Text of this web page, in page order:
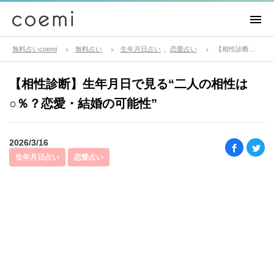
無料占いcoemi 無料占い 生年月日占い 恋愛占い
【相性診断】生年月日で見る“二人の相性は
○％？恋愛・結婚の可能性”
2026/3/16
生年月日占い 恋愛占い